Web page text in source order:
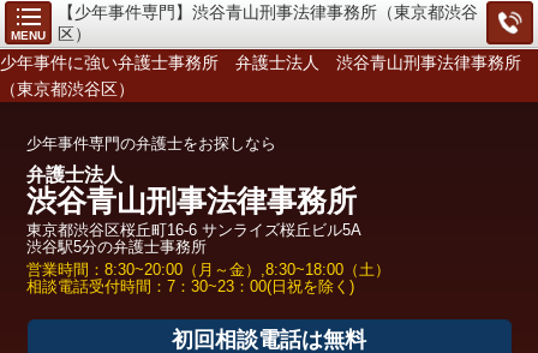
MENU
【少年事件専門】渋谷青山刑事法律事務所（東京都渋谷
区）
少年事件に強い弁護士事務所 弁護士法人 渋谷青山刑事法律事務所
（東京都渋谷区）
少年事件専門の弁護士をお探しなら
弁護士法人
渋谷青山刑事法律事務所
東京都渋谷区桜丘町16-6 サンライズ桜丘ビル5A
渋谷駅5分の弁護士事務所
営業時間：8:30~20:00（月～金）,8:30~18:00（土）
相談電話受付時間：7：30~23：00(日祝を除く)
初回相談電話は無料